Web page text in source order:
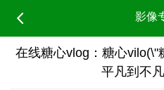
 影像
在线糖心vlog：糖心vilo(\"
平凡到不